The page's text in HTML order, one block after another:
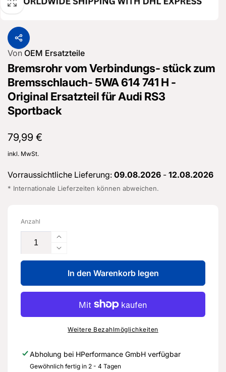
Von OEM Ersatzteile
Bremsrohr vom Verbindungs- stück zum
Bremsschlauch- 5WA 614 741 H -
Original Ersatzteil für Audi RS3
Sportback
Normaler
Preis
79,99 €
inkl. MwSt.
Vorraussichtliche Lieferung: 09.08.2026 - 12.08.2026
* Internationale Lieferzeiten können abweichen.
Anzahl
Erhöhe
die
Menge
für
Bremsrohr
vom
Verbindungs-
stück
zum
614
741
Verringere
die
Menge
für
Bremsrohr
Verbindungs-
stück
5WA
614
In den Warenkorb legen
Weitere Bezahlmöglichkeiten
Abholung bei HPerformance GmbH verfügbar
Gewöhnlich fertig in 2 - 4 Tagen